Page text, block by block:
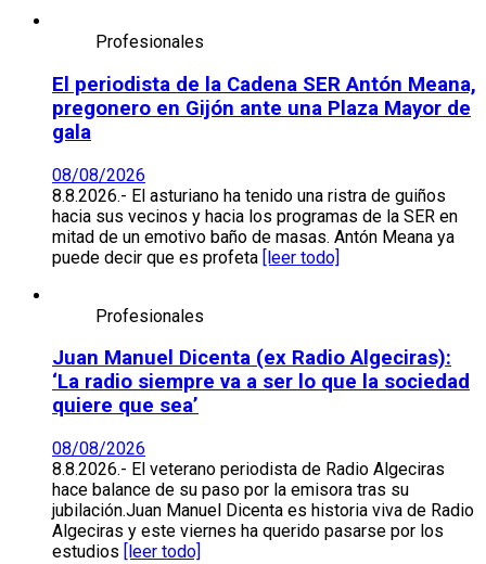
Profesionales
El periodista de la Cadena SER Antón Meana,
pregonero en Gijón ante una Plaza Mayor de
gala
08/08/2026
8.8.2026.- El asturiano ha tenido una ristra de guiños
hacia sus vecinos y hacia los programas de la SER en
mitad de un emotivo baño de masas. Antón Meana ya
puede decir que es profeta [leer todo]
Profesionales
Juan Manuel Dicenta (ex Radio Algeciras):
‘La radio siempre va a ser lo que la sociedad
quiere que sea’
08/08/2026
8.8.2026.- El veterano periodista de Radio Algeciras
hace balance de su paso por la emisora tras su
jubilación.Juan Manuel Dicenta es historia viva de Radio
Algeciras y este viernes ha querido pasarse por los
estudios
[leer todo]